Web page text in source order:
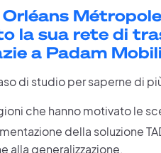
la sua rete di
a Padam
di studio per saperne di
che hanno motivato le
della soluzione
alla generalizzazione.